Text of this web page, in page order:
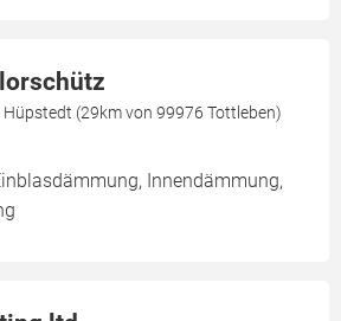
(29km von 99976 Tottleben)
Innendämmung,